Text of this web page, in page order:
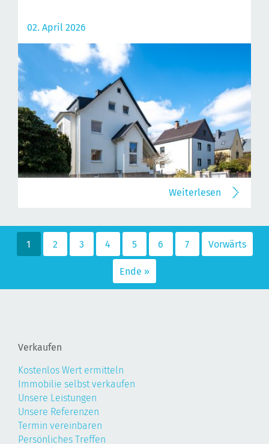
02. April 2026
Weiterlesen
1 2 3 4 5 6 7 Vorwärts
Ende »
Verkaufen
Kostenlos Wert ermitteln
Immobilie selbst verkaufen
Unsere Leistungen
Unsere Referenzen
Termin vereinbaren
Persönliches Treffen